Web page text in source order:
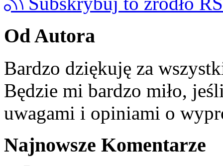
Od Autora
Bardzo dziękuję za
Będzie mi bardzo miło,
uwagami i opiniami o
Najnowsze Komentarze